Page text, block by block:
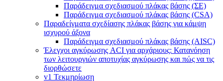
Παράδειγμα σχεδιασμού πλάκας βάσης (ΣΕ)
Παράδειγμα σχεδιασμού πλάκας βάσης (CSA)
Παραδείγματα σχεδίασης πλάκας βάσης για κάμψη
ισχυρού άξονα
Παράδειγμα σχεδιασμού πλάκας βάσης (AISC)
Έλεγχοι αγκύρωσης ACI για αρχάριους: Κατανόηση
των λειτουργιών αποτυχίας αγκύρωσης και πώς να τις
διορθώσετε
v1 Τεκμηρίωση